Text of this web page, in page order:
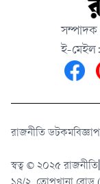
সম্পাদক
ই-মেইল:
রাজনীতি ডটকম
স্বত্ব © ২০২৫ রাজনীতি